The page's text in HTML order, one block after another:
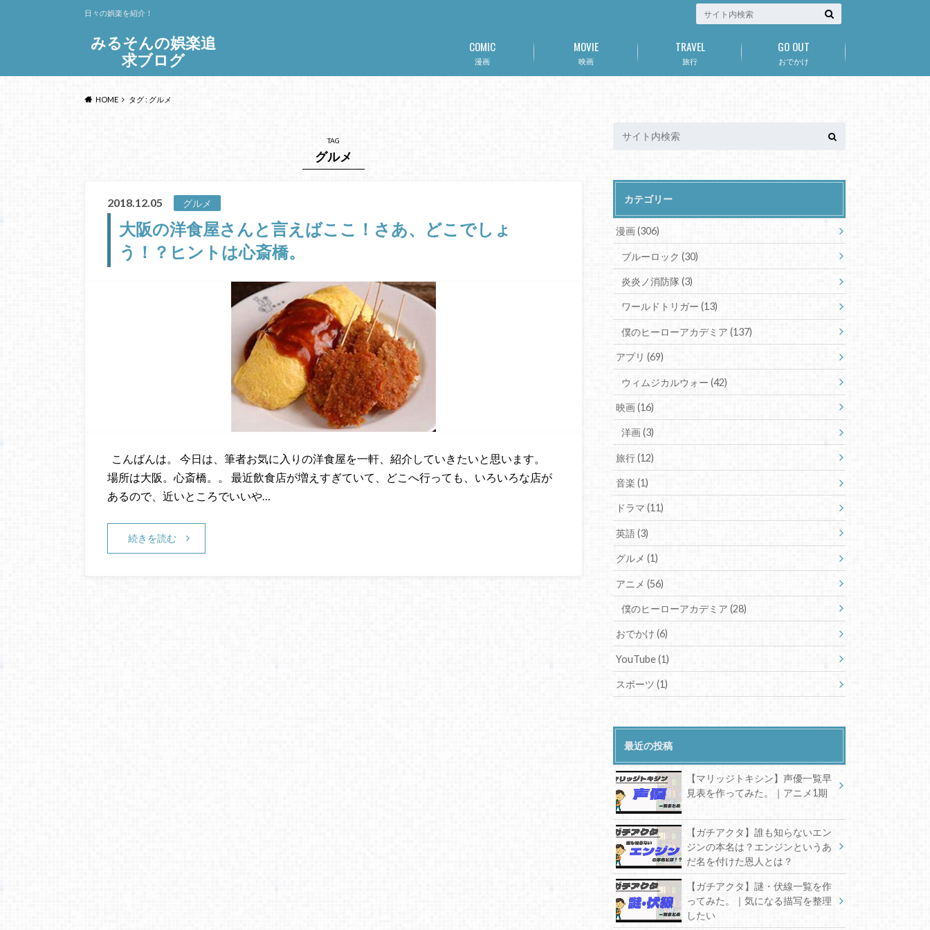
みるそんの娯楽追
求ブログ
日々の娯楽を紹介！
漫画
COMIC
映画
MOVIE
旅行
TRAVEL
おでかけ
GO OUT
HOME タグ : グルメ
TAG
グルメ
2018.12.05 グルメ
大阪の洋食屋さんと言えばここ！さあ、どこでしょ
う！？ヒントは心斎橋。
こんばんは。 今日は、筆者お気に入りの洋食屋を一軒、紹介していきたいと思います。
場所は大阪。心斎橋。。 最近飲食店が増えすぎていて、どこへ行っても、いろいろな店が
あるので、近いところでいいや…
続きを読む
カテゴリー
漫画(306)
ブルーロック (30)
炎炎ノ消防隊(3)
ワールドトリガー (13)
僕のヒーローアカデミア (137)
アプリ(69)
ウィムジカルウォー (42)
映画(16)
洋画(3)
旅行(12)
音楽(1)
ドラマ(11)
英語(3)
グルメ(1)
アニメ(56)
僕のヒーローアカデミア (28)
おでかけ(6)
YouTube(1)
スポーツ(1)
最近の投稿
【マリッジトキシン】声優一覧早
見表を作ってみた。｜アニメ1期
【ガチアクタ】誰も知らないエン
ジンの本名は？エンジンというあ
だ名を付けた恩人とは？
【ガチアクタ】謎・伏線一覧を作
ってみた。｜気になる描写を整理
したい